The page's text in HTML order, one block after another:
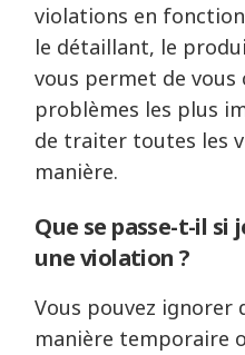
violations en
le détaillant, le
vous permet de
problèmes les plus
de traiter toutes les
manière.
Que se passe-t-il si
une violation ?
Vous pouvez ignorer
manière temporaire